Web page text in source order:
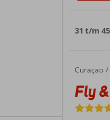
afstand
boven
Met
op
31 t/m
Home
Curaçao
Fly & Go Harbor Hotel & Casino Curaçao
Fly